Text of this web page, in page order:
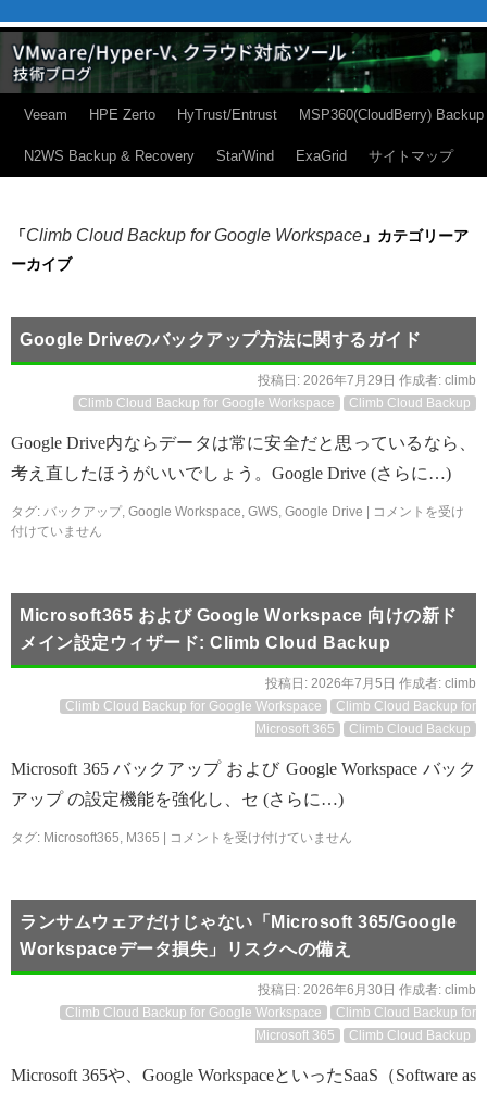
Veeam HPE Zerto HyTrust/Entrust MSP360(CloudBerry) Backup
N2WS Backup & Recovery StarWind ExaGrid サイトマップ
「Climb Cloud Backup for Google Workspace 」カテゴリーア
ーカイブ
Google Driveのバックアップ方法に関するガイド
投稿日: 2026年7月29日 作成者: climb
Climb Cloud Backup for Google Workspace
Climb Cloud Backup
Google Drive内ならデータは常に安全だと思っているなら、
考え直したほうがいいでしょう。Google Drive (さらに…)
タグ: バックアップ, Google Workspace, GWS, Google Drive
コメントを受け
付けていません
Microsoft365 および Google Workspace 向けの新ド
メイン設定ウィザード: Climb Cloud Backup
投稿日: 2026年7月5日 作成者: climb
Climb Cloud Backup for Google Workspace
Climb Cloud Backup for
Microsoft 365
Climb Cloud Backup
Microsoft 365 バックアップ および Google Workspace バック
アップ の設定機能を強化し、セ (さらに…)
タグ: Microsoft365, M365 コメントを受け付けていません
ランサムウェアだけじゃない「Microsoft 365/Google
Workspaceデータ損失」リスクへの備え
投稿日: 2026年6月30日 作成者: climb
Climb Cloud Backup for Google Workspace
Climb Cloud Backup for
Microsoft 365
Climb Cloud Backup
Microsoft 365や、Google WorkspaceといったSaaS（Software as